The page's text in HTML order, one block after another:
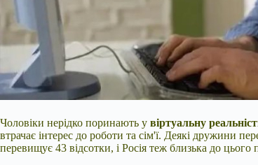
Чоловіки нерідко поринають у віртуальну
втрачає інтерес до роботи та сім'ї. Деякі дружини
перевищує 43 відсотки, і Росія теж близька до цього